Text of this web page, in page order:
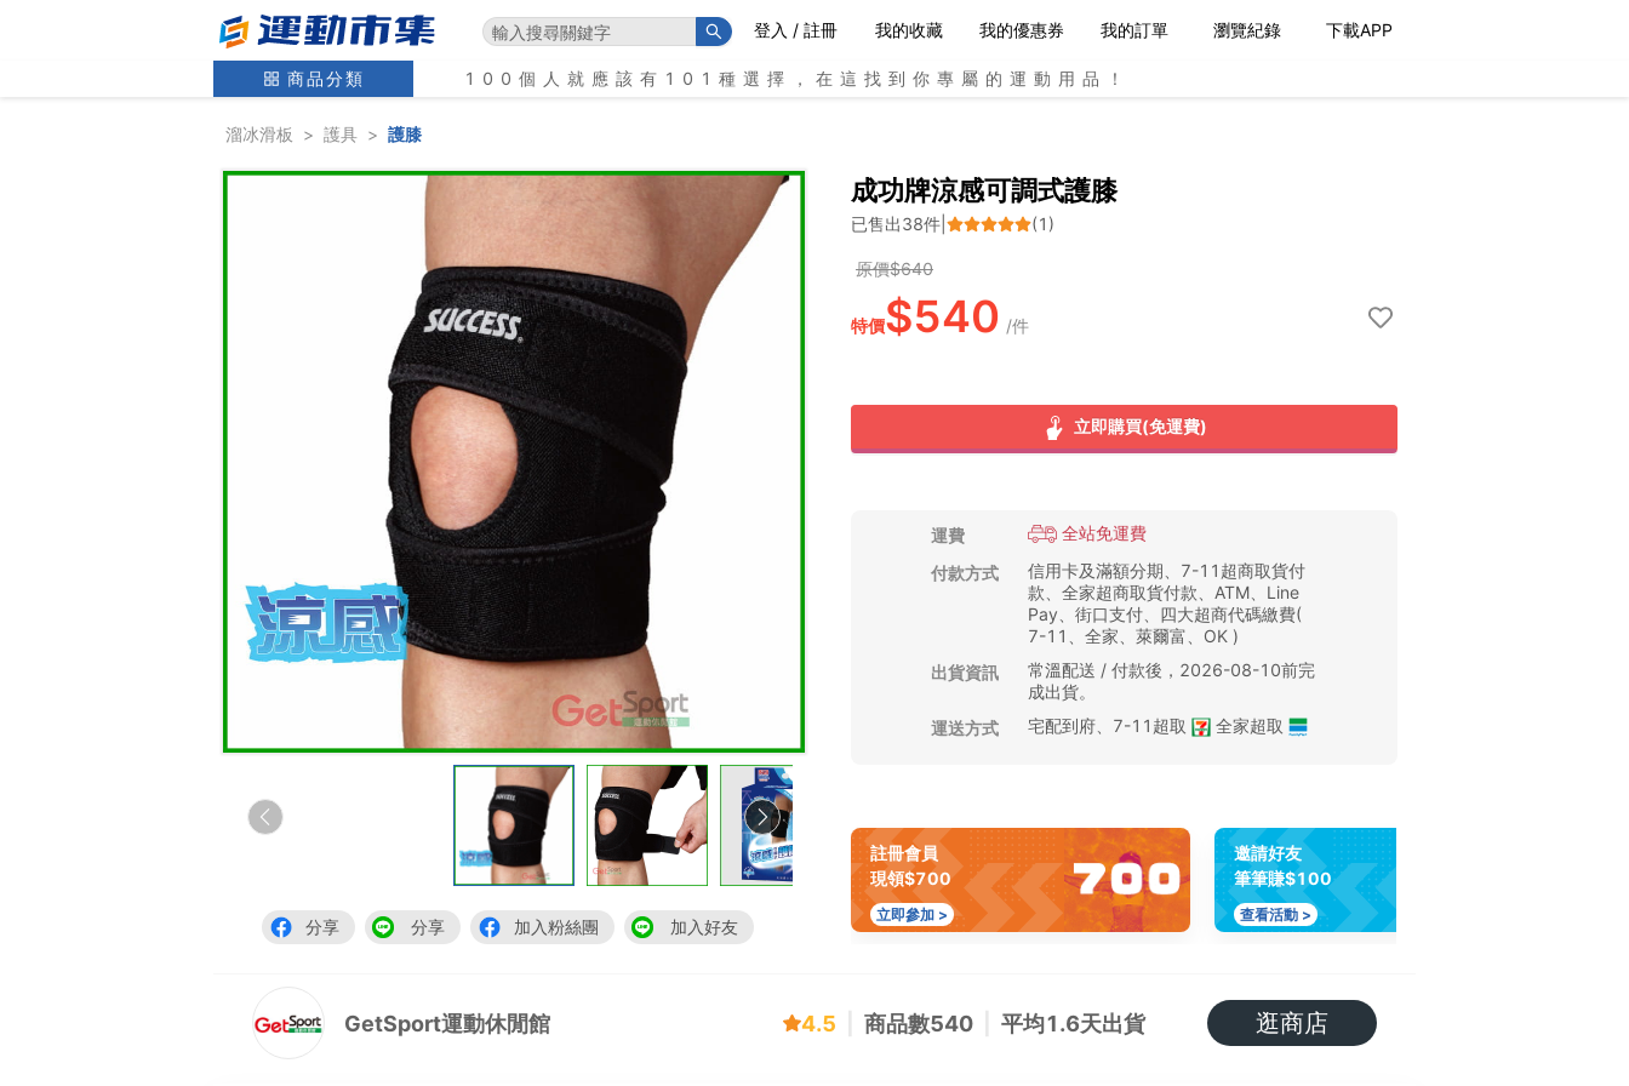
登入 / 註冊 我的收藏 我的優惠券 我的訂單 瀏覽紀錄 下載APP
商品分類 100個人就應該有101種選擇，在這找到你專屬的運動用品！
溜冰滑板 > 護具 > 護膝
分享 分享 加入粉絲團 加入好友
成功牌涼感可調式護膝
已售出38件 (1 )
原價$640
特價$540 /件
立即購買(免運費)
運費
全站免運費
付款方式
信用卡及滿額分期、7-11超商取貨付
款、全家超商取貨付款、ATM、Line
Pay、街口支付、四大超商代碼繳費(
7-11、全家、萊爾富、OK )
出貨資訊
常溫配送 / 付款後，2026-08-10前完
成出貨。
運送方式
宅配到府、 7-11超取 全家超取
註冊會員
現領$700
立即參加 >
邀請好友
筆筆賺$100
查看活動 >
GetSport運動休閒館 4.5 商品數540 平均1.6天出貨 逛商店